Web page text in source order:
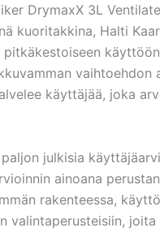
DrymaxX 3L
kuoritakkina, Halti
vaihtoehdon
käyttäjää, joka
julkisia
ainoana
rakenteessa,
valintaperusteisiin, joita